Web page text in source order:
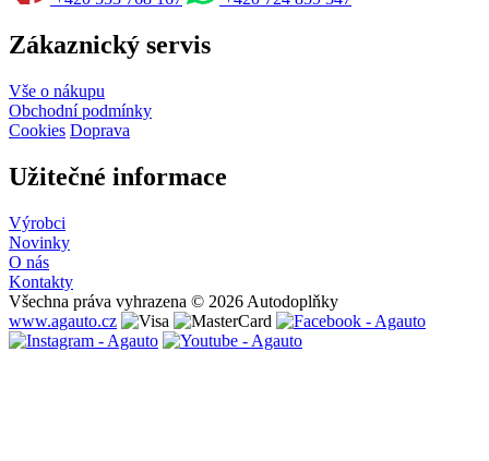
Zákaznický servis
Vše o nákupu
Obchodní podmínky
Cookies Doprava
Užitečné informace
Výrobci
Novinky
O nás
Kontakty
Všechna práva vyhrazena © 2026 Autodoplňky
www.agauto.cz